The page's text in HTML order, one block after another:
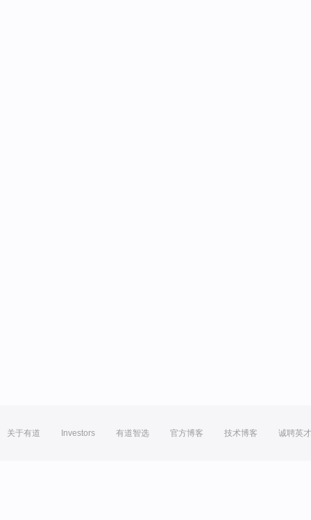
关于有道 Investors 有道智选 官方博客 技术博客 诚聘英才